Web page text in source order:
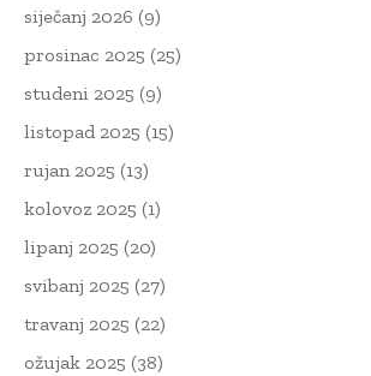
siječanj 2026 (9)
prosinac 2025 (25)
studeni 2025 (9)
listopad 2025 (15)
rujan 2025 (13)
kolovoz 2025 (1)
lipanj 2025 (20)
svibanj 2025 (27)
travanj 2025 (22)
ožujak 2025 (38)